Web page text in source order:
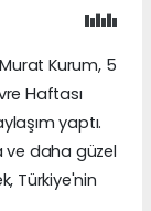
Kurum, 5
Haftası
yaptı.
ve daha güzel
Türkiye'nin